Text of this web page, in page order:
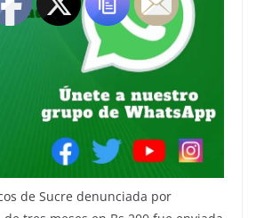
de Sucre denunciada por